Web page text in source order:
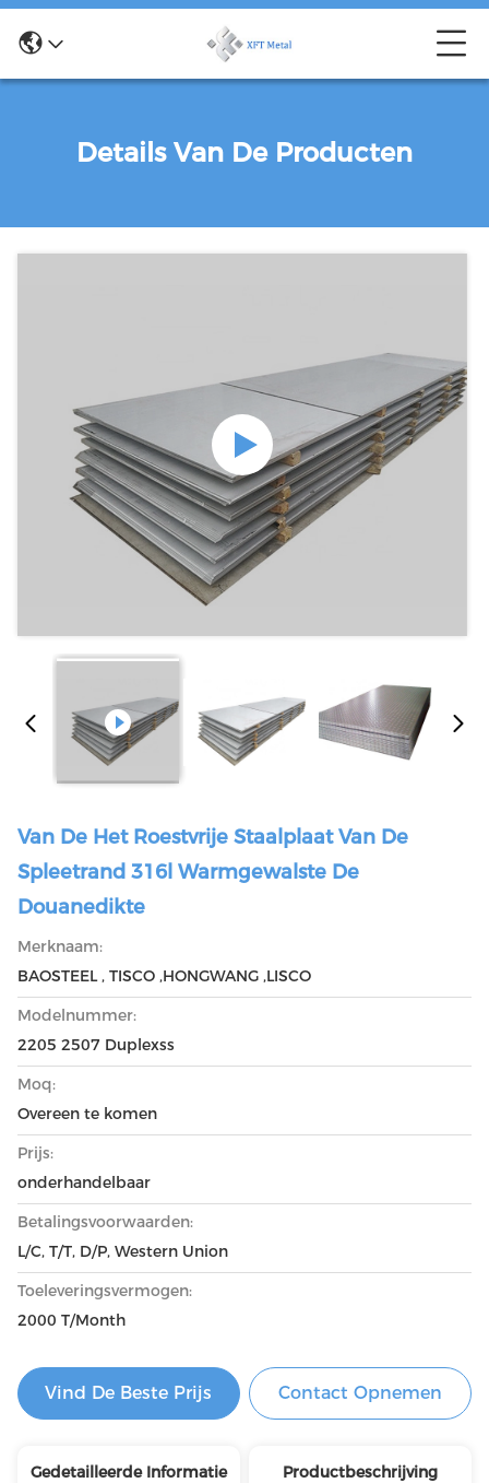
Details Van De Producten
Van De Het Roestvrije Staalplaat Van De
Spleetrand 316l Warmgewalste De
Douanedikte
Merknaam:
BAOSTEEL , TISCO ,HONGWANG ,LISCO
Modelnummer:
2205 2507 Duplexss
Moq:
Overeen te komen
Prijs:
onderhandelbaar
Betalingsvoorwaarden:
L/C, T/T, D/P, Western Union
Toeleveringsvermogen:
2000 T/Month
Vind De Beste Prijs Contact Opnemen
Gedetailleerde Informatie Productbeschrijving